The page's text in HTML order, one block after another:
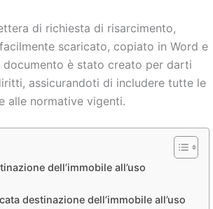
di richiesta di risarcimento,
scaricato, copiato in Word e
è stato creato per darti
assicurandoti di includere tutte le
alle normative vigenti.
dell’immobile all’uso
destinazione dell’immobile all’uso